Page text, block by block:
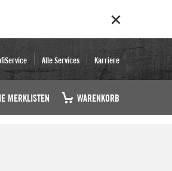
Alle Services Karriere
MERKLISTEN WARENKORB